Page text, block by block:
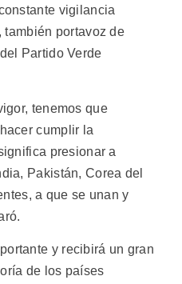
vigilancia
también portavoz de
Partido Verde
tenemos que
cumplir la
presionar a
Pakistán, Corea del
a que se unan y
y recibirá un gran
de los países